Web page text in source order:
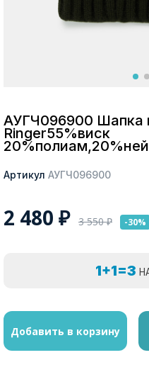
Да, все верно
АУГЧ096900 Шапка
Ringer55%виск
Артикул АУГЧ096900
2 480 ₽ 3 550₽ -30%
1+1=3
Добавить в корзину